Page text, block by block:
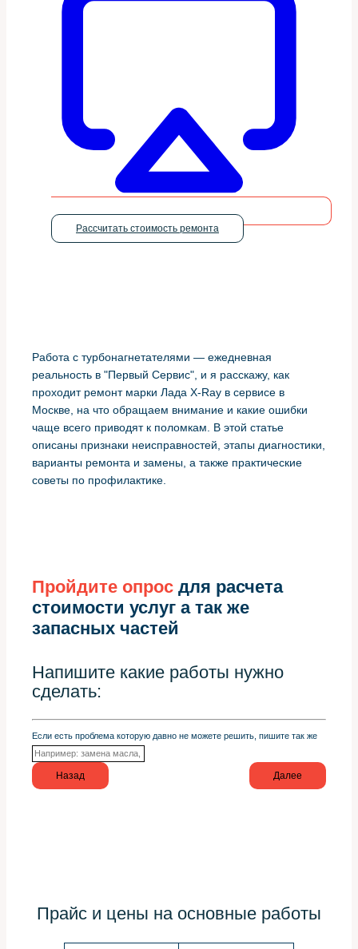
Рассчитать стоимость ремонта
Работа с турбонагнетателями — ежедневная
реальность в "Первый Сервис", и я расскажу, как
проходит ремонт марки Лада X-Ray в сервисе в
Москве, на что обращаем внимание и какие ошибки
чаще всего приводят к поломкам. В этой статье
описаны признаки неисправностей, этапы диагностики,
варианты ремонта и замены, а также практические
советы по профилактике.
Пройдите опрос для расчета
стоимости услуг а так же
запасных частей
Напишите какие работы нужно
сделать:
Если есть проблема которую давно не можете решить, пишите так же
Назад Далее
Прайс и цены на основные работы